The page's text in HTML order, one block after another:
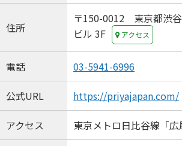
住所
〒150-0012 東京都渋
ビル 3F
アクセス
電話 03-5941-6996
公式URL https://priyajapan.com/
アクセス 東京メトロ日比谷線「